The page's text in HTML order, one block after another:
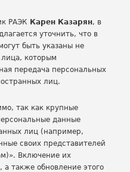
РАЭК Карен Казарян, в
уточнить, что в
быть указаны не
которым
передача персональных
лиц.
так как крупные
данные
лиц (например,
своих представителей
Включение их
также обновление этого